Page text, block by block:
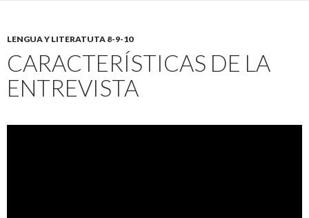
LENGUA Y LITERATUTA 8-9-10
CARACTERÍSTICAS DE LA
ENTREVISTA